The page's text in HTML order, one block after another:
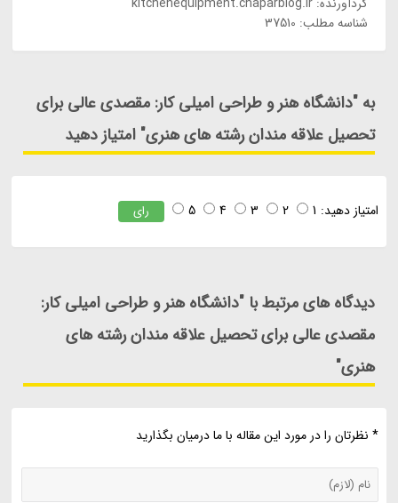
شناسه مطلب: 37510
به "دانشگاه هنر و طراحی امیلی کار: مقصدی عالی برای
تحصیل علاقه مندان رشته های هنری" امتیاز دهید
امتیاز دهید: 1
2
3
4
5 رای
دیدگاه های مرتبط با "دانشگاه هنر و طراحی امیلی کار:
مقصدی عالی برای تحصیل علاقه مندان رشته های
هنری"
* نظرتان را در مورد این مقاله با ما درمیان بگذارید